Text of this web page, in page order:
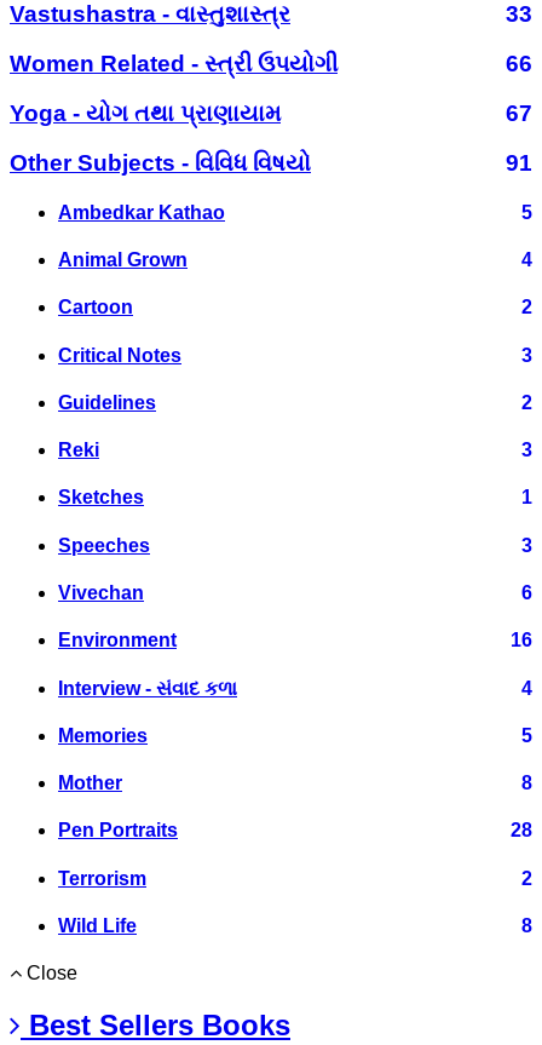
Vastushastra - વાસ્તુશાસ્ત્ર
33
Women Related - સ્ત્રી ઉપયોગી
66
Yoga - યોગ તથા પ્રાણાયામ
67
Other Subjects - વિવિધ વિષયો
91
Ambedkar Kathao 5
Animal Grown 4
Cartoon 2
Critical Notes 3
Guidelines 2
Reki 3
Sketches 1
Speeches 3
Vivechan 6
Environment 16
Interview - સંવાદ કળા 4
Memories 5
Mother 8
Pen Portraits 28
Terrorism 2
Wild Life 8
Close
Best Sellers Books